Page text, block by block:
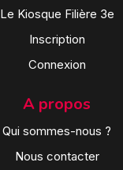
Le Kiosque Filière 3e
Inscription
Connexion
A propos
Qui sommes-nous ?
Nous contacter